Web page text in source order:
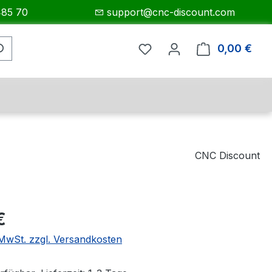
70 support@cnc-discount.com
0,00 €
CNC Discount
zzgl. Versandkosten